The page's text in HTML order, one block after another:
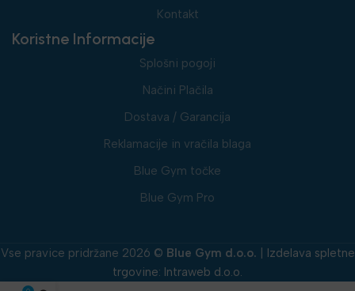
Kontakt
Koristne Informacije
Splošni pogoji
Načini Plačila
Dostava / Garancija
Reklamacije in vračila blaga
Blue Gym točke
Blue Gym Pro
Vse pravice pridržane 2026 © Blue Gym d.o.o.
Izdelava spletne
trgovine: Intraweb d.o.o.